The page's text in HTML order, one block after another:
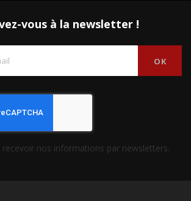
vous à la newsletter !
recevoir nos informations par newsletters.